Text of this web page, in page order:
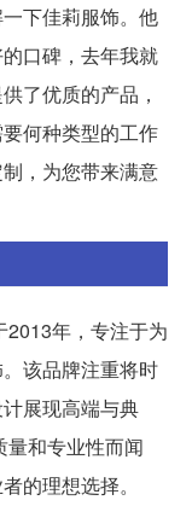
下佳莉服饰。他
口碑，去年我就
了优质的产品，
何种类型的工作
，为您带来满意
年，专注于为
该品牌注重将时
展现高端与典
量和专业性而闻
的理想选择。